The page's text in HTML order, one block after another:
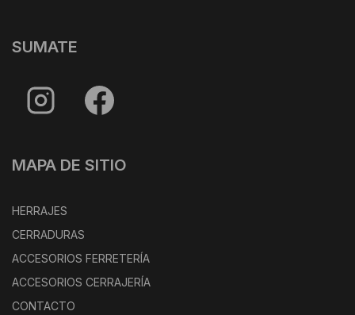
SUMATE
MAPA DE SITIO
HERRAJES
CERRADURAS
ACCESORIOS FERRETERÍA
ACCESORIOS CERRAJERÍA
CONTACTO